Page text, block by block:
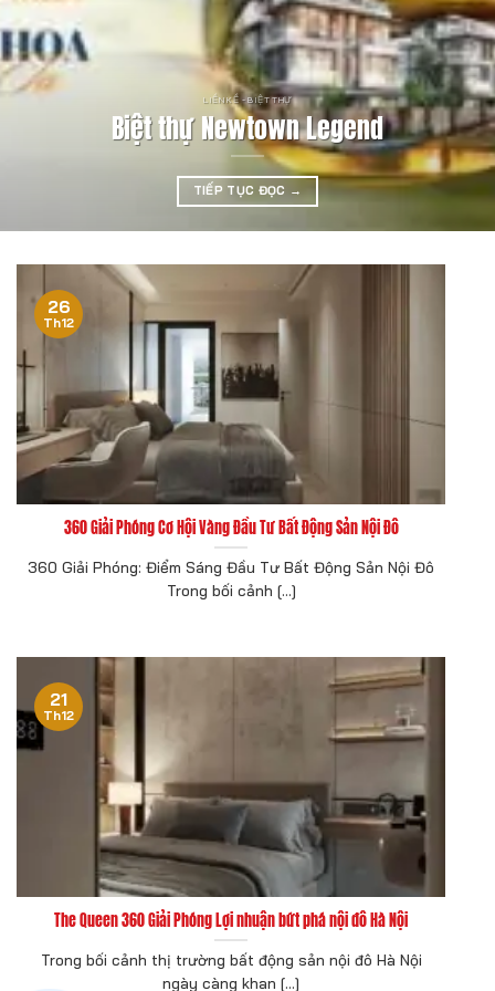
LIỀN KỀ - BIỆT THỰ
Biệt thự Newtown Legend
TIẾP TỤC ĐỌC →
360 Giải Phóng Cơ Hội Vàng Đầu Tư Bất Động Sản Nội Đô
360 Giải Phóng: Điểm Sáng Đầu Tư Bất Động Sản Nội Đô
Trong bối cảnh [...]
26
Th12
The Queen 360 Giải Phóng Lợi nhuận bứt phá nội đô Hà Nội
Trong bối cảnh thị trường bất động sản nội đô Hà Nội
ngày càng khan [...]
21
Th12